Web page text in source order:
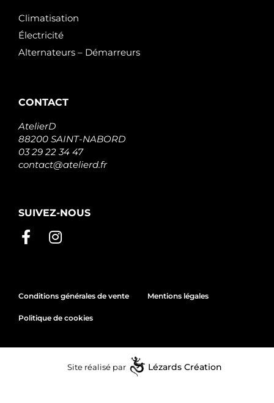
Climatisation
Électricité
Alternateurs – Démarreurs
CONTACT
AtelierD
88200 SAINT-NABORD
03 29 22 34 47
contact@atelierd.fr
SUIVEZ-NOUS
Conditions générales de vente Mentions légales
Politique de cookies
Site réalisé par Lézards Création